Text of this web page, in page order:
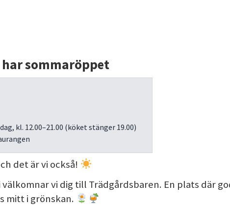
sommaröppet
kl. 12.00–21.00 (köket stänger 19.00)
det är vi också!
välkomnar vi dig till Trädgårdsbaren. En plats där
mitt i grönskan.